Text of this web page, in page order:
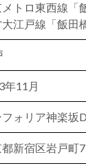
トロ東西線「
江戸線「飯田
年11月
フォリア神楽坂
新宿区岩戸町